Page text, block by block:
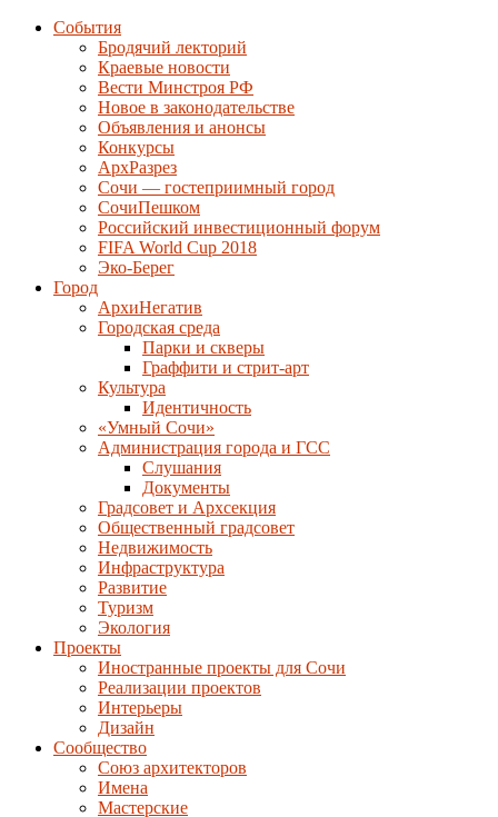
События
Бродячий лекторий
Краевые новости
Вести Минстроя РФ
Новое в законодательстве
Объявления и анонсы
Конкурсы
АрхРазрез
Сочи — гостеприимный город
СочиПешком
Российский инвестиционный форум
FIFA World Cup 2018
Эко-Берег
Город
АрхиНегатив
Городская среда
Парки и скверы
Граффити и стрит-арт
Культура
Идентичность
«Умный Сочи»
Администрация города и ГСС
Слушания
Документы
Градсовет и Архсекция
Общественный градсовет
Недвижимость
Инфраструктура
Развитие
Туризм
Экология
Проекты
Иностранные проекты для Сочи
Реализации проектов
Интерьеры
Дизайн
Сообщество
Союз архитекторов
Имена
Мастерские